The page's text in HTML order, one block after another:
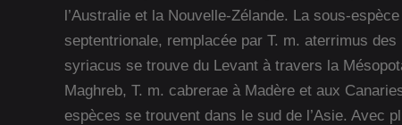
l’Australie et la Nouvelle-Zélande. La sous-
septentrionale, remplacée par T. m. aterrimus
syriacus se trouve du Levant à travers la
Maghreb, T. m. cabrerae à Madère et aux
espèces se trouvent dans le sud de l’Asie. Avec